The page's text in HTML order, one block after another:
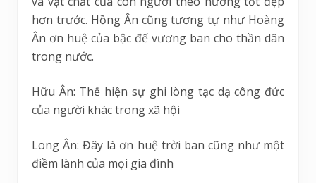
hơn trước. Hồng Ân cũng tương tự như Hoàng
Ân ơn huệ của bậc đế vương ban cho thần dân
trong nước.
Hữu Ân: Thế hiện sự ghi lòng tạc dạ công đức
của người khác trong xã hội
Long Ân: Đây là ơn huệ trời ban cũng như một
điềm lành của mọi gia đình